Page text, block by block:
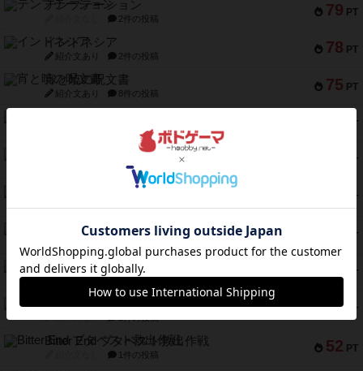
79 PT
テンプテーション
2件の投稿
78 PT
インドネシア
紹介文あり 2件の投稿
75 PT
宵と暁の呪文書
紹介文あり 8件の投稿
PT
9件の投稿
PT
1件の投稿
PT
PT
スペクタキュラー
PT
スモールワールド
紹介文あり 13件の投稿
58 PT
52 PT
Bitter End ブタペスト救出作戦
1件の投稿